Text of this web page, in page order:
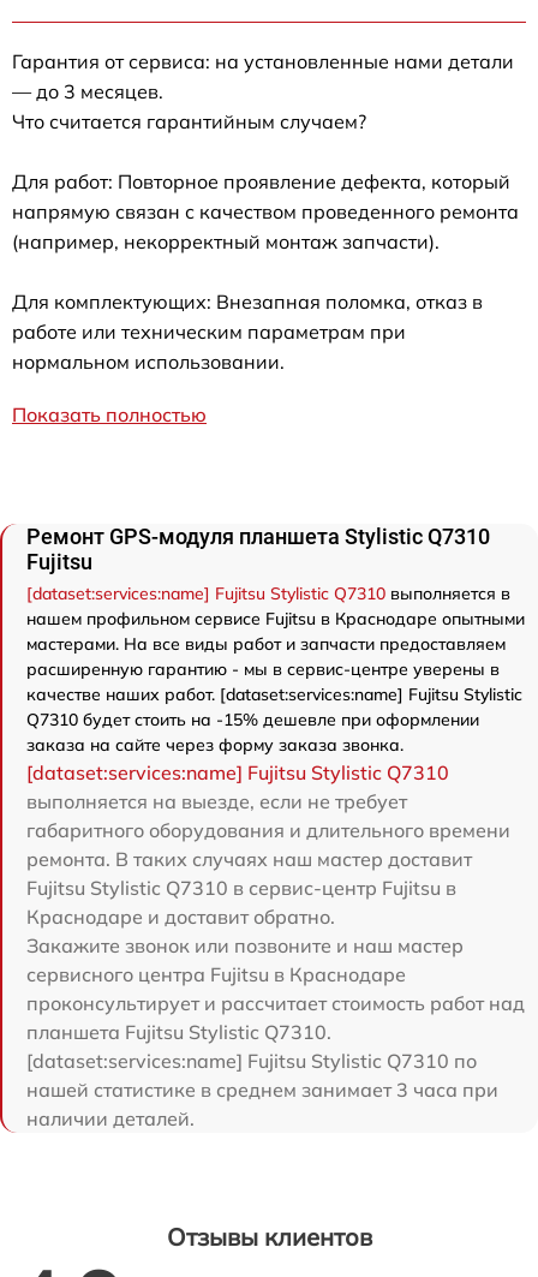
Гарантия от сервиса: на установленные нами детали
— до 3 месяцев.
Что считается гарантийным случаем?
Для работ: Повторное проявление дефекта, который
напрямую связан с качеством проведенного ремонта
(например, некорректный монтаж запчасти).
Для комплектующих: Внезапная поломка, отказ в
работе или техническим параметрам при
нормальном использовании.
Показать полностью
Ремонт GPS-модуля планшета Stylistic Q7310
Fujitsu
[dataset:services:name] Fujitsu Stylistic Q7310 выполняется в
нашем профильном сервисе Fujitsu в Краснодаре опытными
мастерами. На все виды работ и запчасти предоставляем
расширенную гарантию - мы в сервис-центре уверены в
качестве наших работ. [dataset:services:name] Fujitsu Stylistic
Q7310 будет стоить на -15% дешевле при оформлении
заказа на сайте через форму заказа звонка.
[dataset:services:name] Fujitsu Stylistic Q7310
выполняется на выезде, если не требует
габаритного оборудования и длительного времени
ремонта. В таких случаях наш мастер доставит
Fujitsu Stylistic Q7310 в сервис-центр Fujitsu в
Краснодаре и доставит обратно.
Закажите звонок или позвоните и наш мастер
сервисного центра Fujitsu в Краснодаре
проконсультирует и рассчитает стоимость работ над
планшета Fujitsu Stylistic Q7310.
[dataset:services:name] Fujitsu Stylistic Q7310 по
нашей статистике в среднем занимает 3 часа при
наличии деталей.
Отзывы клиентов